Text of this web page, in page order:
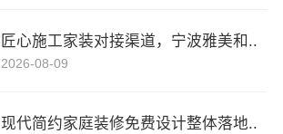
匠心施工家装对接渠道，宁波雅美和..
2026-08-09
现代简约家庭装修免费设计整体落地..